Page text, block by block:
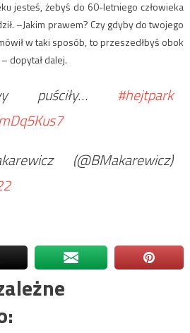
jesteś, żebyś do 60-letniego człowieka
–Jakim prawem? Czy gdyby do twojego
w taki sposób, to przeszedłbyś obok
dopytał dalej.
puściły… #hejtpark
(@BMakarewicz)